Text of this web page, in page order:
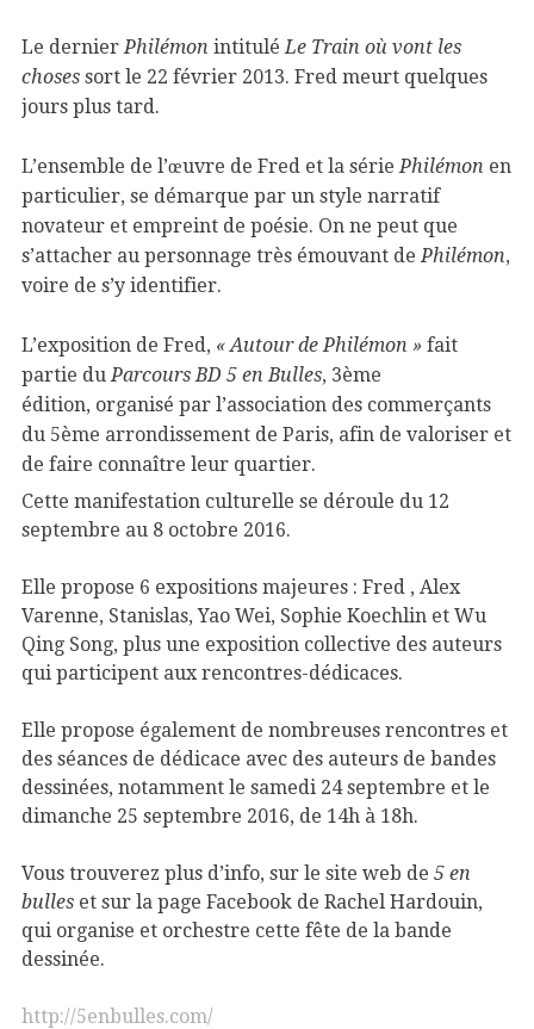
Le dernierPhilémon intituléLe Train où vont les
choses sort le 22 février 2013. Fred meurt quelques
jours plus tard.
L’ensemble de l’œuvre de Fred et la sériePhilémon en
particulier, se démarque par un style narratif
novateur et empreint de poésie. On ne peut que
s’attacher au personnage très émouvant dePhilémon,
voire de s’y identifier.
L’exposition de Fred, « Autour de Philémon » fait
partie duParcours BD 5 en Bulles, 3ème
édition, organisé par l’association des commerçants
du 5ème arrondissement de Paris, afin de valoriser et
de faire connaître leur quartier.
Cette manifestation culturelle se déroule du 12
septembre au 8 octobre 2016.
Elle propose 6 expositions majeures : Fred , Alex
Varenne, Stanislas, Yao Wei, Sophie Koechlin et Wu
Qing Song, plus une exposition collective des auteurs
qui participent aux rencontres-dédicaces.
Elle propose également de nombreuses rencontres et
des séances de dédicace avec des auteurs de bandes
dessinées, notamment le samedi 24 septembre et le
dimanche 25 septembre 2016, de 14h à 18h.
Vous trouverez plus d’info, sur le site web de 5 en
bulles et sur la page Facebook de Rachel Hardouin,
qui organise et orchestre cette fête de la bande
dessinée.
http://5enbulles.com/